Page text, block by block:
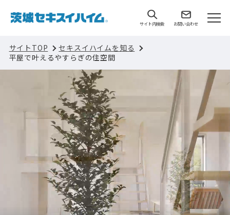
サイト内検索 お問い合わせ
サイトTOP
セキスイハイムを知る
平屋で叶えるやすらぎの住空間